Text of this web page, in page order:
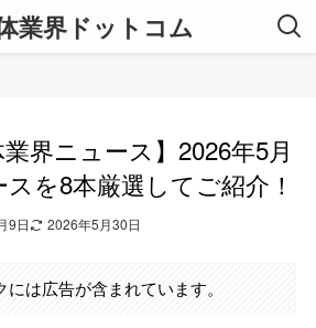
業界ドットコム
業界ニュース】2026年5月
を8本厳選してご紹介！
9日 2026年5月30日
は広告が含まれています。